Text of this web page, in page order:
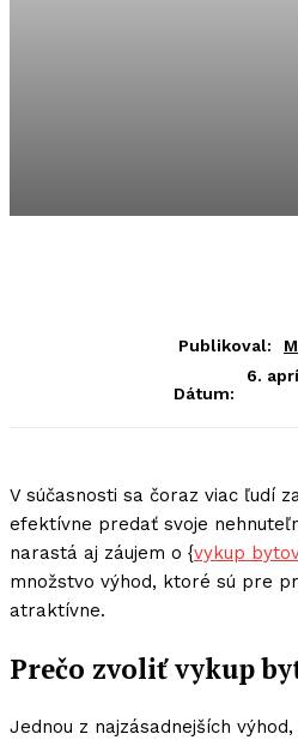
Publikoval:
Dátum:
6.
V súčasnosti sa čoraz viac ľudí
efektívne predať svoje
narastá aj záujem o {vykup
množstvo výhod, ktoré sú pre
atraktívne.
Prečo zvoliť vykup
Jednou z najzásadnejších